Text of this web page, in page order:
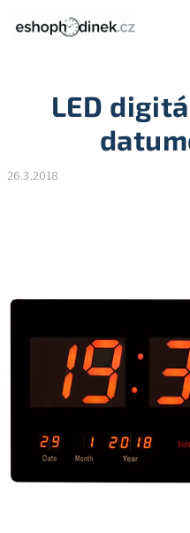
LED
26.3.2018